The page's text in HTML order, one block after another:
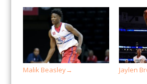
Malik Beasley→ Jaylen